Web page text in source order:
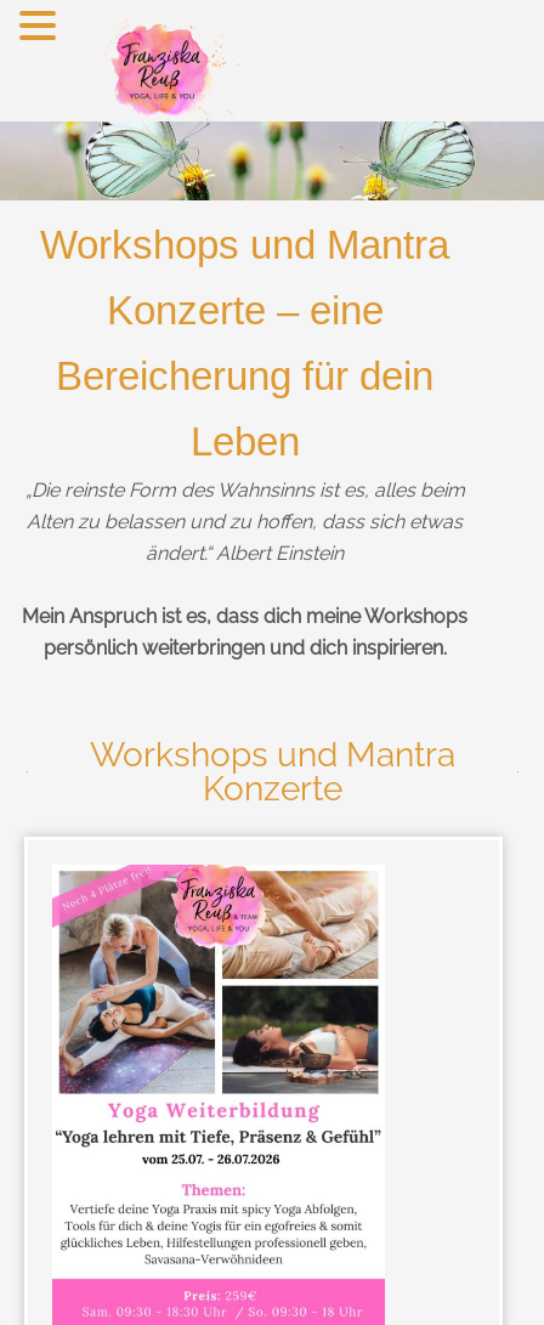
Workshops und Mantra
Konzerte – eine
Bereicherung für dein
Leben
„Die reinste Form des Wahnsinns ist es, alles beim
Alten zu belassen und zu hoffen, dass sich etwas
ändert.“Albert Einstein
Mein Anspruch ist es, dass dich meine Workshops
persönlich weiterbringen und dich inspirieren.
Workshops und Mantra
Konzerte